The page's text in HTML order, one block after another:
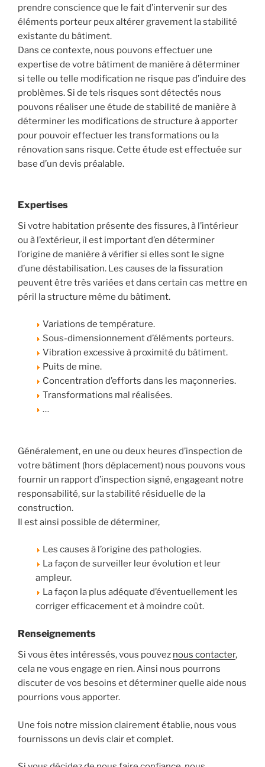
prendre conscience que le fait d’intervenir sur des
éléments porteur peux altérer gravement la stabilité
existante du bâtiment.
Dans ce contexte, nous pouvons effectuer une
expertise de votre bâtiment de manière à déterminer
si telle ou telle modification ne risque pas d’induire des
problèmes. Si de tels risques sont détectés nous
pouvons réaliser une étude de stabilité de manière à
déterminer les modifications de structure à apporter
pour pouvoir effectuer les transformations ou la
rénovation sans risque. Cette étude est effectuée sur
base d’un devis préalable.
Expertises
Si votre habitation présente des fissures, à l’intérieur
ou à l’extérieur, il est important d’en déterminer
l’origine de manière à vérifier si elles sont le signe
d’une déstabilisation. Les causes de la fissuration
peuvent être très variées et dans certain cas mettre en
péril la structure même du bâtiment.
Variations de température.
Sous-dimensionnement d’éléments porteurs.
Vibration excessive à proximité du bâtiment.
Puits de mine.
Concentration d’efforts dans les maçonneries.
Transformations mal réalisées.
…
Généralement, en une ou deux heures d’inspection de
votre bâtiment (hors déplacement) nous pouvons vous
fournir un rapport d’inspection signé, engageant notre
responsabilité, sur la stabilité résiduelle de la
construction.
Il est ainsi possible de déterminer,
Les causes à l’origine des pathologies.
La façon de surveiller leur évolution et leur
ampleur.
La façon la plus adéquate d’éventuellement les
corriger efficacement et à moindre coût.
Renseignements
Si vous êtes intéressés, vous pouvez nous contacter,
cela ne vous engage en rien. Ainsi nous pourrons
discuter de vos besoins et déterminer quelle aide nous
pourrions vous apporter.
Une fois notre mission clairement établie, nous vous
fournissons un devis clair et complet.